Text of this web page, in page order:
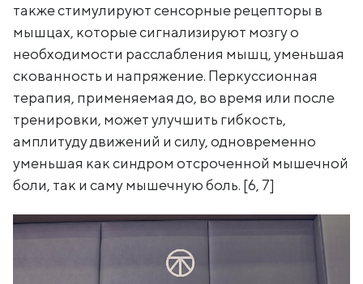
также стимулируют сенсорные рецепторы в
мышцах, которые сигнализируют мозгу о
необходимости расслабления мышц, уменьшая
скованность и напряжение. Перкуссионная
терапия, применяемая до, во время или после
тренировки, может улучшить гибкость,
амплитуду движений и силу, одновременно
уменьшая как синдром отсроченной мышечной
боли, так и саму мышечную боль. [6, 7]